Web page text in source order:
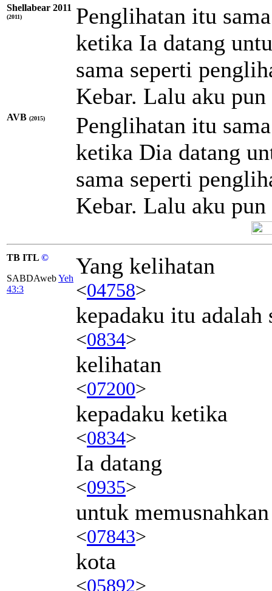
Shellabear 2011
(2011)
Penglihatan itu
ketika Ia datang
sama seperti
Kebar. Lalu aku
AVB (2015)
Penglihatan itu
ketika Dia datang
sama seperti
Kebar. Lalu aku
TB ITL ©
SABDAwebYeh
43:3
Yang kelihatan
<04758>
kepadaku itu adalah
<0834>
kelihatan
<07200>
kepadaku ketika
<0834>
Ia datang
<0935>
untuk memusnahkan
<07843>
kota
<05892>